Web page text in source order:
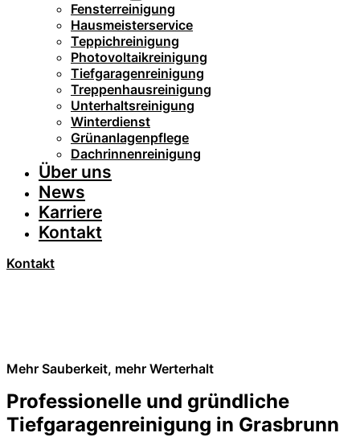
Fensterreinigung
Hausmeisterservice
Teppichreinigung
Photovoltaikreinigung
Tiefgaragenreinigung
Treppenhausreinigung
Unterhaltsreinigung
Winterdienst
Grünanlagenpflege
Dachrinnenreinigung
Über uns
News
Karriere
Kontakt
Kontakt
Mehr Sauberkeit, mehr Werterhalt
Professionelle und gründliche
Tiefgaragenreinigung in Grasbrunn